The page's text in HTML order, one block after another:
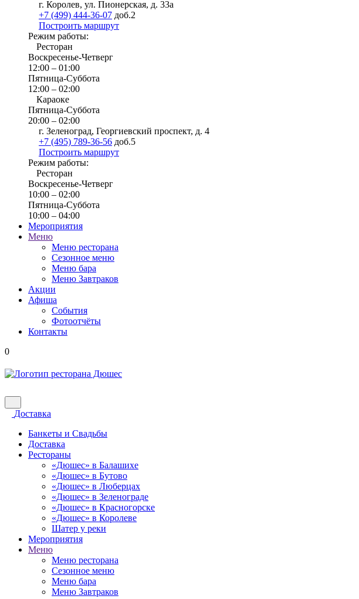
г. Королев, ул. Пионерская, д. 33а
+7 (499) 444-36-07 доб.2
Построить маршрут
Режим работы:
Ресторан
Воскресенье-Четверг
12:00 – 01:00
Пятница-Суббота
12:00 – 02:00
Караоке
Пятница-Суббота
20:00 – 02:00
г. Зеленоград, Георгиевский проспект, д. 4
+7 (495) 789-36-56 доб.5
Построить маршрут
Режим работы:
Ресторан
Воскресенье-Четверг
10:00 – 02:00
Пятница-Суббота
10:00 – 04:00
Мероприятия
Меню
Меню ресторана
Сезонное меню
Меню бара
Меню Завтраков
Акции
Афиша
События
Фотоотчёты
Контакты
0
Доставка
Банкеты и Свадьбы
Доставка
Рестораны
«Дюшес» в Балашихе
«Дюшес» в Бутово
«Дюшес» в Люберцах
«Дюшес» в Зеленограде
«Дюшес» в Красногорске
«Дюшес» в Королеве
Шатер у реки
Мероприятия
Меню
Меню ресторана
Сезонное меню
Меню бара
Меню Завтраков